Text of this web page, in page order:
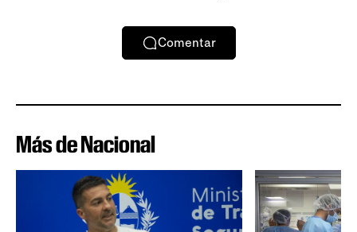
Comentar
Más de Nacional